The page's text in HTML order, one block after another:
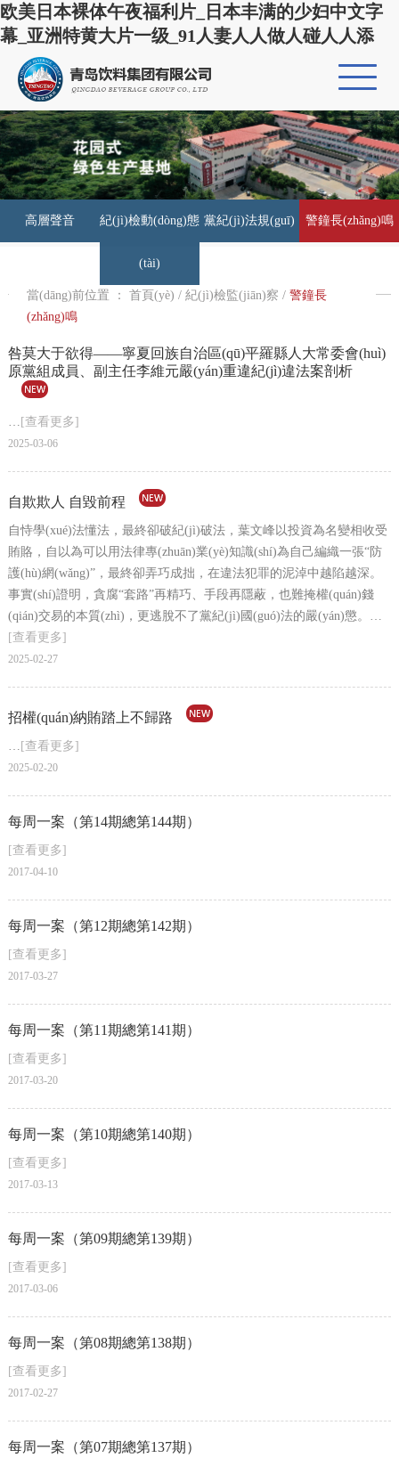
欧美日本裸体午夜福利片_日本丰满的少妇中文字
幕_亚洲特黄大片一级_91人妻人人做人碰人人添
高層聲音 紀(jì)檢動(dòng)態
(tài)
黨紀(jì)法規(guī) 警鐘長(zhǎng)鳴
當(dāng)前位置 ： 首頁(yè) / 紀(jì)檢監(jiān)察 / 警鐘長
(zhǎng)鳴
咎莫大于欲得——寧夏回族自治區(qū)平羅縣人大常委會(huì)
原黨組成員、副主任李維元嚴(yán)重違紀(jì)違法案剖析
… [查看更多]
2025-03-06
自欺欺人 自毀前程
自恃學(xué)法懂法，最終卻破紀(jì)破法，葉文峰以投資為名變相收受
賄賂，自以為可以用法律專(zhuān)業(yè)知識(shí)為自己編織一張“防
護(hù)網(wǎng)”，最終卻弄巧成拙，在違法犯罪的泥淖中越陷越深。
事實(shí)證明，貪腐“套路”再精巧、手段再隱蔽，也難掩權(quán)錢
(qián)交易的本質(zhì)，更逃脫不了黨紀(jì)國(guó)法的嚴(yán)懲。…
[查看更多]
2025-02-27
招權(quán)納賄踏上不歸路
… [查看更多]
2025-02-20
每周一案（第14期總第144期）
[查看更多]
2017-04-10
每周一案（第12期總第142期）
[查看更多]
2017-03-27
每周一案（第11期總第141期）
[查看更多]
2017-03-20
每周一案（第10期總第140期）
[查看更多]
2017-03-13
每周一案（第09期總第139期）
[查看更多]
2017-03-06
每周一案（第08期總第138期）
[查看更多]
2017-02-27
每周一案（第07期總第137期）